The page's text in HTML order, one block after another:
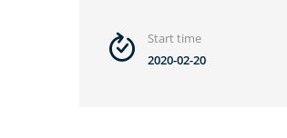
Start time
2020-02-20